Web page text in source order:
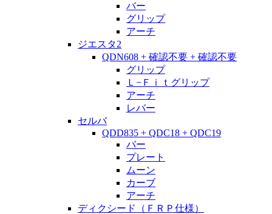
バー
グリップ
アーチ
ジエスタ2
QDN608 + 確認不要 + 確認不要
グリップ
Ｌ−Ｆｉｔグリップ
アーチ
レバー
セルバ
QDD835 + QDC18 + QDC19
バー
プレート
ムーン
カーブ
アーチ
ディクシード（ＦＲＰ仕様）